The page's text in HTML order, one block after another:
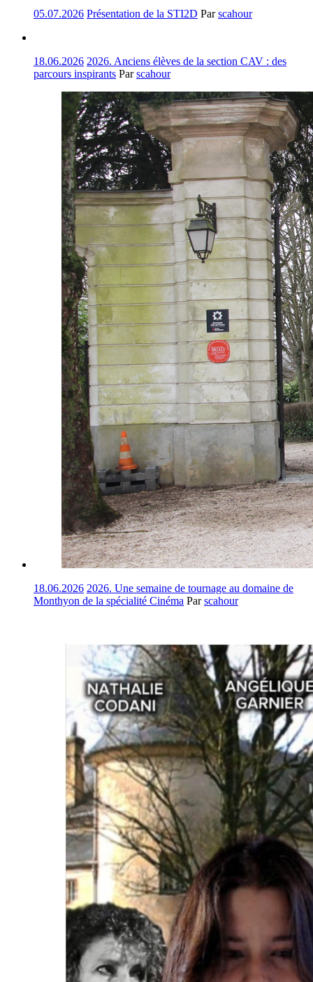
05.07.2026 Présentation de la STI2D Parscahour
18.06.2026 2026. Anciens élèves de la section CAV : des
parcours inspirants Parscahour
18.06.2026 2026. Une semaine de tournage au domaine de
Monthyon de la spécialité Cinéma Parscahour